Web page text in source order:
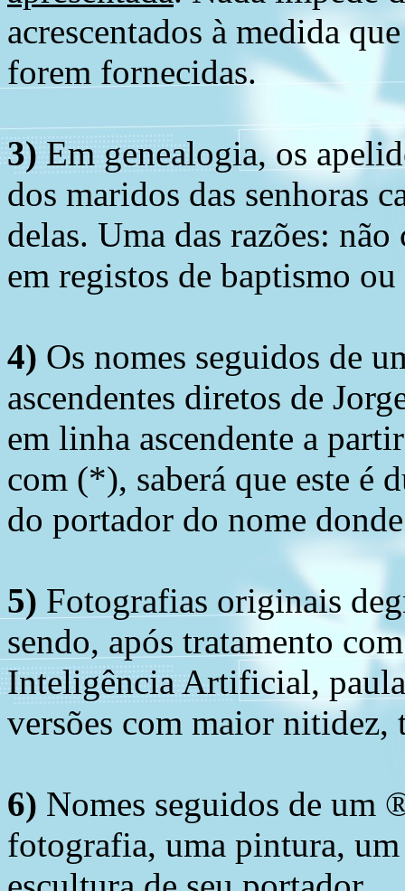
acrescentados à medida
forem fornecidas.
3) Em genealogia, os
dos maridos das senhoras
delas. Uma das razões:
em registos de baptismo
4) Os nomes seguidos de
ascendentes diretos de
em linha ascendente a
com (*), saberá que este é
do portador do nome
5) Fotografias originais
sendo, após tratamento
Inteligência Artificial,
versões com maior nitidez,
6) Nomes seguidos de um
fotografia, uma pintura,